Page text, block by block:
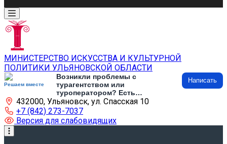
МИНИСТЕРСТВО ИСКУССТВА И КУЛЬТУРНОЙ
ПОЛИТИКИ УЛЬЯНОВСКОЙ ОБЛАСТИ
Решаем вместе
Возникли проблемы с
турагентством или
туроператором? Есть
предложения по развитию
туризма и туристической
инфраструктуры? Напишите об
этом
Написать
432000, Ульяновск, ул. Спасская 10
+7 (842) 273-7037
Версия для слабовидящих